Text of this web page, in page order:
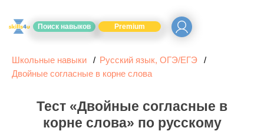
Поиск навыков Premium
Школьные навыки
Русский язык, ОГЭ/ЕГЭ
Двойные согласные в корне слова
Тест «Двойные согласные в
корне слова» по русскому